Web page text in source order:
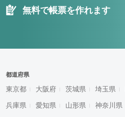
無料で帳票を作れます
都道府県
東京都 大阪府 茨城県 埼玉県
兵庫県 愛知県 山形県 神奈川県